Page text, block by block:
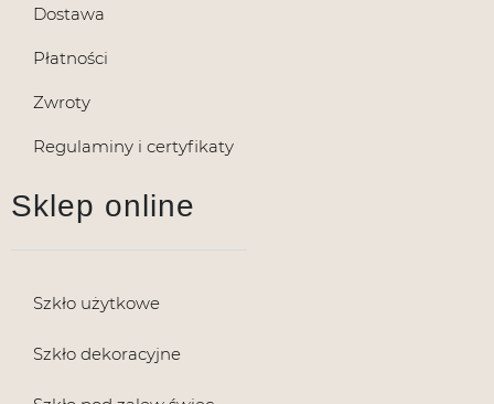
Dostawa
Płatności
Zwroty
Regulaminy i certyfikaty
Sklep online
Szkło użytkowe
Szkło dekoracyjne